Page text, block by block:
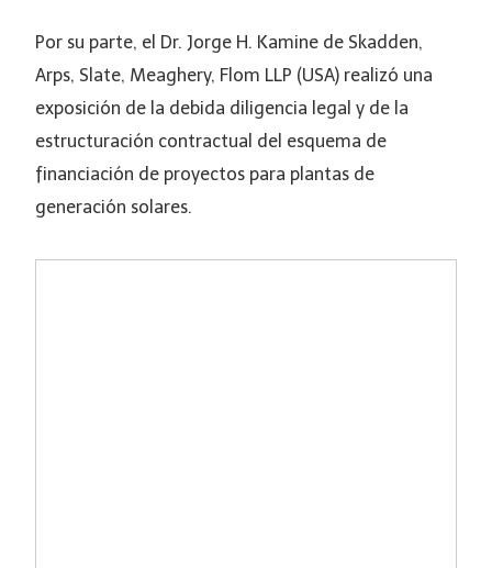
Por su parte, el Dr. Jorge H. Kamine de Skadden,
Arps, Slate, Meaghery, Flom LLP (USA) realizó una
exposición de la debida diligencia legal y de la
estructuración contractual del esquema de
financiación de proyectos para plantas de
generación solares.